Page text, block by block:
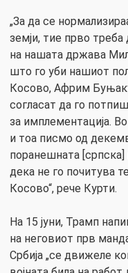
„За да се
земји, тие прво
на нашата држава
што го уби нашиот
Косово, Африм
согласат да го
за имплементација.
и тоа писмо од
поранешната
дека не го почитува
Косово“, рече Курти.
На 15 јуни, Трамп
на неговиот прв
Србија „се движеле